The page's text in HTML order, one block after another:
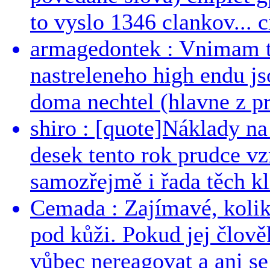
to vyslo 1346 clankov...
armagedontek : Vnimam
nastreleneho high endu
doma nechtel (hlavne z
shiro : [quote]Náklady
desek tento rok prudce
samozřejmě i řada těch
Cemada : Zajímavé,
pod kůži. Pokud jej
vůbec nereagovat a ani